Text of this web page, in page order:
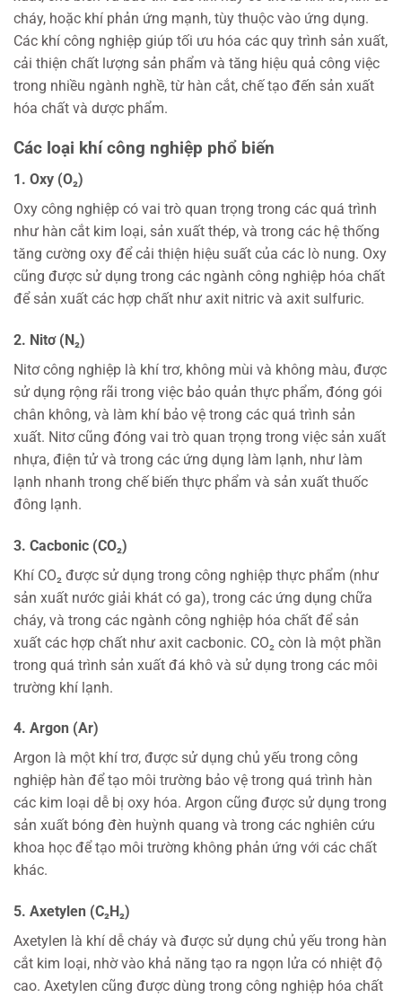
cháy, hoặc khí phản ứng mạnh, tùy thuộc vào ứng dụng.
Các khí công nghiệp giúp tối ưu hóa các quy trình sản xuất,
cải thiện chất lượng sản phẩm và tăng hiệu quả công việc
trong nhiều ngành nghề, từ hàn cắt, chế tạo đến sản xuất
hóa chất và dược phẩm.
Các loại khí công nghiệp phổ biến
1. Oxy (O₂)
Oxy công nghiệp có vai trò quan trọng trong các quá trình
như hàn cắt kim loại, sản xuất thép, và trong các hệ thống
tăng cường oxy để cải thiện hiệu suất của các lò nung. Oxy
cũng được sử dụng trong các ngành công nghiệp hóa chất
để sản xuất các hợp chất như axit nitric và axit sulfuric.
2. Nitơ (N₂)
Nitơ công nghiệp là khí trơ, không mùi và không màu, được
sử dụng rộng rãi trong việc bảo quản thực phẩm, đóng gói
chân không, và làm khí bảo vệ trong các quá trình sản
xuất. Nitơ cũng đóng vai trò quan trọng trong việc sản xuất
nhựa, điện tử và trong các ứng dụng làm lạnh, như làm
lạnh nhanh trong chế biến thực phẩm và sản xuất thuốc
đông lạnh.
3. Cacbonic (CO₂)
Khí CO₂ được sử dụng trong công nghiệp thực phẩm (như
sản xuất nước giải khát có ga), trong các ứng dụng chữa
cháy, và trong các ngành công nghiệp hóa chất để sản
xuất các hợp chất như axit cacbonic. CO₂ còn là một phần
trong quá trình sản xuất đá khô và sử dụng trong các môi
trường khí lạnh.
4. Argon (Ar)
Argon là một khí trơ, được sử dụng chủ yếu trong công
nghiệp hàn để tạo môi trường bảo vệ trong quá trình hàn
các kim loại dễ bị oxy hóa. Argon cũng được sử dụng trong
sản xuất bóng đèn huỳnh quang và trong các nghiên cứu
khoa học để tạo môi trường không phản ứng với các chất
khác.
5. Axetylen (C₂H₂)
Axetylen là khí dễ cháy và được sử dụng chủ yếu trong hàn
cắt kim loại, nhờ vào khả năng tạo ra ngọn lửa có nhiệt độ
cao. Axetylen cũng được dùng trong công nghiệp hóa chất